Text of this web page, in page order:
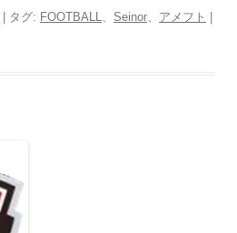
| タグ: FOOTBALL、 Seinor、 アメフト